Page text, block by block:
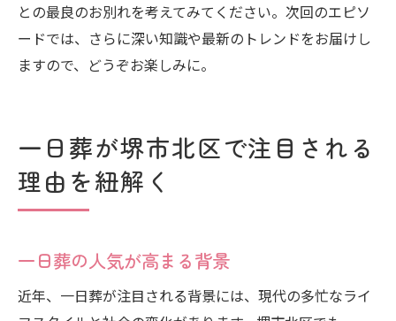
との最良のお別れを考えてみてください。次回のエピソ
ードでは、さらに深い知識や最新のトレンドをお届けし
ますので、どうぞお楽しみに。
一日葬が堺市北区で注目される
理由を紐解く
一日葬の人気が高まる背景
近年、一日葬が注目される背景には、現代の多忙なライ